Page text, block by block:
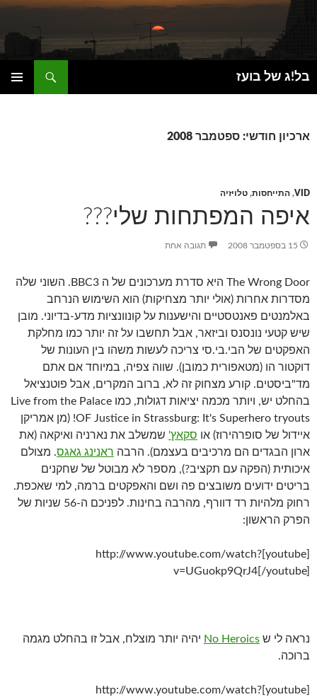
בל!ג של בועז
חיפוש
ארכיון חודשי: ספטמבר 2008
VID
, התייחסות, טלויזיה
איפה המפתחות שלי???
15 בספטמבר 2008 תגובה אחת
The Wrong Door היא סדרת מערכונים של ה BBC3. השוני שלה
מסדרות אחרות (אולי יותר מצחיקות) הוא השימוש הנרחב
באלמנטים פאנטסטיים והישענות על קונוונציות מדע-בדיוני. מובן
שיש קטעי נונסנס וביזאר, אבל תחשבו על זה יותר כמו מחלקת
האפקטים של הבי.בי.סי צריכה לעשות משהו בין העונות של
דוקטור הו (מטאפורית כמובן). שווה צפיה, במיוחד אם אתם
מד"ביסטים. קורע מצחוק זה לא, ברוב המקרים, אבל פוטנציאל
בהחלט יש, ויותר מכמה יציאות דגולות, כמו Live from the Palace
OF Justice in Strassburg: It's Superhero tryouts! (מן אמריקן
איידול של סופרהירוז) או סקאץ' שמשלב את נארניה ואיקאה (את
ארון הבגדים הם מרכיבים בעצמם). הרבה ראנינג גאגס. מצולם
איכותית (הפקה עם תקציב?), מספר לא מבוטל של שחקנים
בריטים ידועים משובצים פה ושם והאפקטים ברמה, למי שאכפת.
רחוק מלהיות רד דוורף, מהרבה בחינות. לפניכם ה-56 שניות של
הפרק הראשון:
[youtube]http://www.youtube.com/watch?
v=UGuokp9QrJ4[/youtube]
נראה לי ש No Heroics יהיה יותר מוצלח, אבל זו בהחלט מגמה
ברוכה.
[youtube]http://www.youtube.com/watch?